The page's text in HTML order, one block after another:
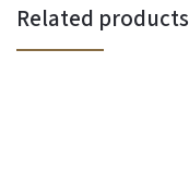
Related products